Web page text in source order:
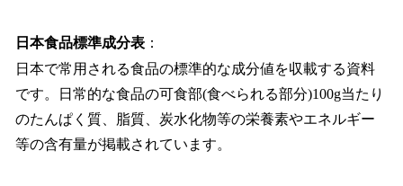
日本食品標準成分表 ：
日本で常用される食品の標準的な成分値を収載する資料
です。日常的な食品の可食部(食べられる部分)100g当たり
のたんぱく質、脂質、炭水化物等の栄養素やエネルギー
等の含有量が掲載されています。